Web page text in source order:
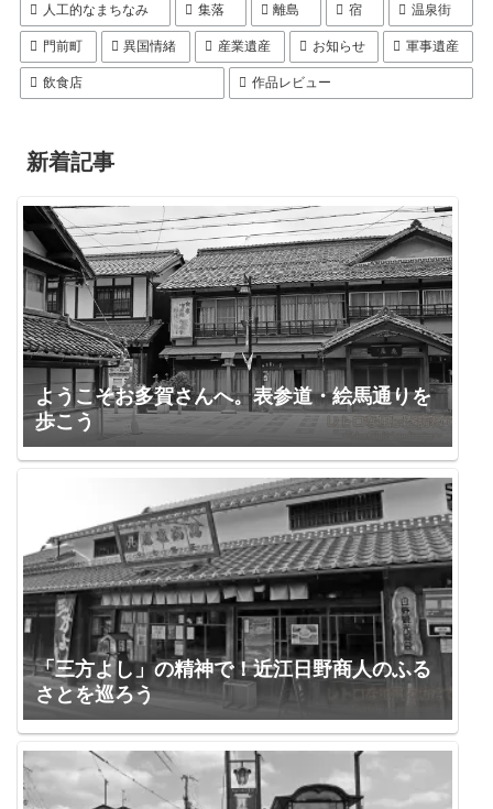
人工的なまちなみ 集落 離島 宿 温泉街
門前町 異国情緒 産業遺産 お知らせ 軍事遺産
飲食店 作品レビュー
新着記事
ようこそお多賀さんへ。表参道・絵馬通りを
歩こう
「三方よし」の精神で！近江日野商人のふる
さとを巡ろう